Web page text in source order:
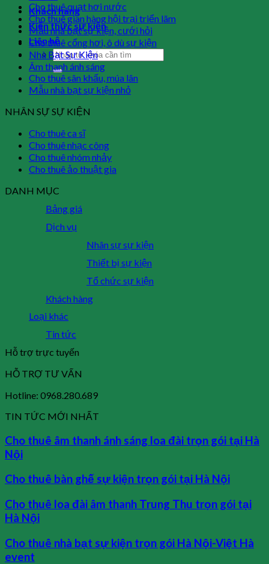
Khách hàng
Kiến thức sự kiện
Liên hệ
Cho thuê quạt hơi nước
Cho thuê gian hàng hội trại triển lãm
Mẫu nhà bạt sự kiện, cưới hỏi
Cho thuê cổng hơi, ô dù sự kiện
Nhà Bạt Sự Kiện
Âm thanh ánh sáng
Cho thuê sân khấu, múa lân
Mẫu nhà bạt sự kiện nhỏ
NHÂN SỰ SỰ KIỆN
Cho thuê ca sĩ
Cho thuê nhạc công
Cho thuê nhóm nhảy
Cho thuê ảo thuật gia
DANH MỤC
Bảng giá
Dịch vụ
Nhân sự sự kiện
Thiết bị sự kiện
Tổ chức sự kiện
Khách hàng
Loại khác
Tin tức
Hỗ trợ trực tuyến
HỖ TRỢ TƯ VẤN
Hotline: 0968.280.689
TIN TỨC MỚI NHẤT
Cho thuê âm thanh ánh sáng loa đài trọn gói tại Hà
Nội
Cho thuê bàn ghế sự kiện trọn gói tại Hà Nội
Cho thuê loa đài âm thanh Trung Thu trọn gói tại
Hà Nội
Cho thuê nhà bạt sự kiện trọn gói Hà Nội-Việt Hà
event